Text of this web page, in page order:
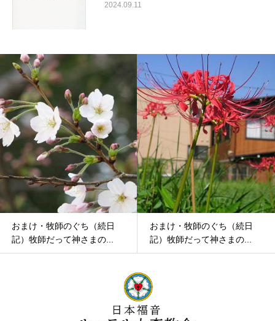
2024.09.11
おまけ・牧師のぐち（続日
記）牧師だって神さまの...
おまけ・牧師のぐち（続日
記）牧師だって神さの前...